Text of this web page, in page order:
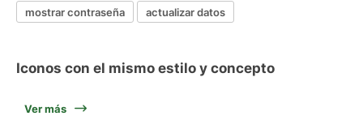
mostrar contraseña
actualizar datos
Iconos con el mismo estilo y concepto
Ver más